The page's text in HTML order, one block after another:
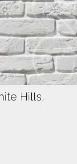
Hills,